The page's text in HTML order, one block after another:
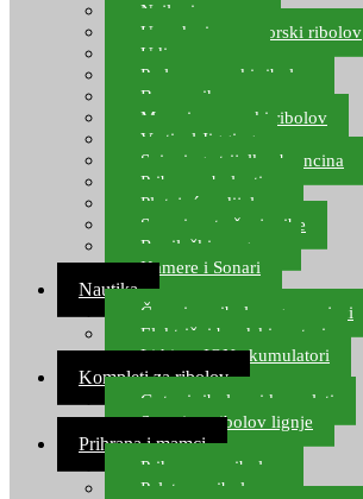
Najloni za more
Upredenice za morski ribolov
Udice za more
Perle za morski ribolov
Brum prihrana za more
Mamci za morski ribolov
Vertical Jigging
Spinning strijelke, brancina
Pribor za bolentino
Plutajuća odijela
Sonari za traženje ribe
Ronilački program
Kamere i Sonari
Nautika
Čamci za ribolov, gumenjaci
Električni brodski motori
Lithium ION akumulatori
Kompleti za ribolov
Gotovi ribolovni kompleti
Setovi za ribolov lignje
Prihrana i mamci
Prihrana za ribolov
Pelete za ribolov